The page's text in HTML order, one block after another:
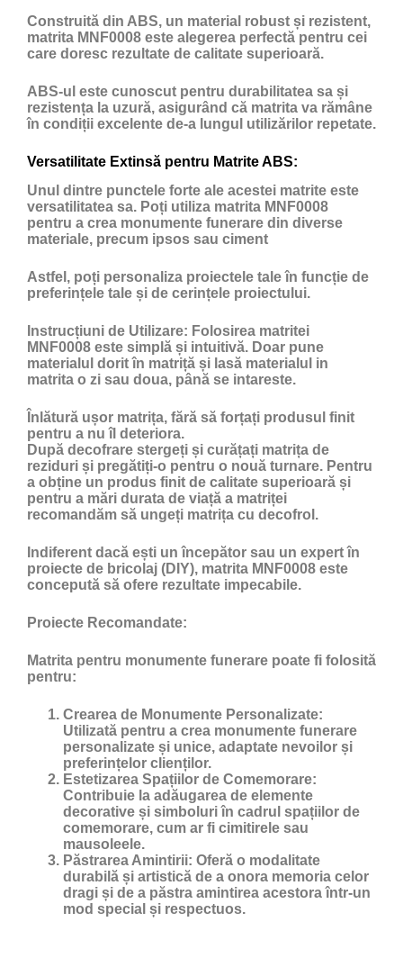
Construită din ABS, un material robust și rezistent,
matrita MNF0008 este alegerea perfectă pentru cei
care doresc rezultate de calitate superioară.
ABS-ul este cunoscut pentru durabilitatea sa și
rezistența la uzură, asigurând că matrita va rămâne
în condiții excelente de-a lungul utilizărilor repetate.
Versatilitate Extinsă pentru Matrite ABS:
Unul dintre punctele forte ale acestei matrite este
versatilitatea sa. Poți utiliza matrita MNF0008
pentru a crea monumente funerare din diverse
materiale, precum ipsos sau ciment
Astfel, poți personaliza proiectele tale în funcție de
preferințele tale și de cerințele proiectului.
Instrucțiuni de Utilizare: Folosirea matritei
MNF0008 este simplă și intuitivă. Doar pune
materialul dorit în matriță și lasă materialul in
matrita o zi sau doua, până se intareste.
Înlătură ușor matrița, fără să forțați produsul finit
pentru a nu îl deteriora.
După decofrare stergeți și curățați matrița de
reziduri și pregătiți-o pentru o nouă turnare. Pentru
a obține un produs finit de calitate superioară și
pentru a mări durata de viață a matriței
recomandăm să ungeți matrița cu decofrol .
Indiferent dacă ești un începător sau un expert în
proiecte de bricolaj (DIY), matrita MNF0008 este
concepută să ofere rezultate impecabile.
Proiecte Recomandate:
Matrita pentru monumente funerare poate fi folosită
pentru:
Crearea de Monumente Personalizate:
Utilizată pentru a crea monumente funerare
personalizate și unice, adaptate nevoilor și
preferințelor clienților.
Estetizarea Spațiilor de Comemorare:
Contribuie la adăugarea de elemente
decorative și simboluri în cadrul spațiilor de
comemorare, cum ar fi cimitirele sau
mausoleele.
Păstrarea Amintirii: Oferă o modalitate
durabilă și artistică de a onora memoria celor
dragi și de a păstra amintirea acestora într-un
mod special și respectuos.